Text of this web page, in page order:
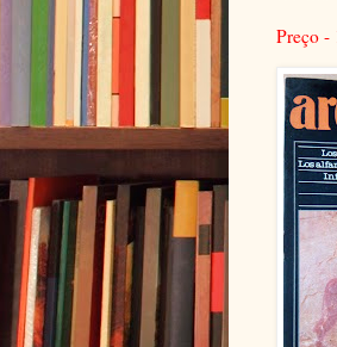
Preço -